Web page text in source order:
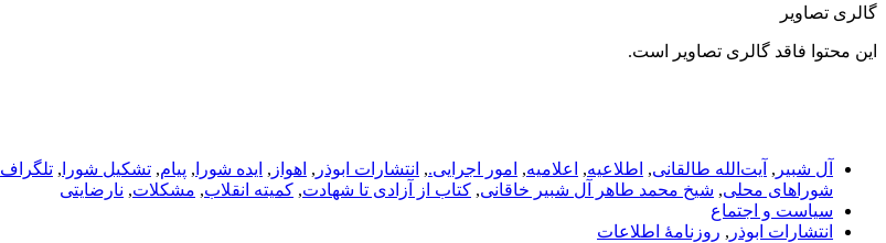
گالری تصاویر
این محتوا فاقد گالری تصاویر است.
آل شبير , آیت‌الله طالقانی, اطلاعیه, اعلامیه, امور اجرایی., انتشارات ابوذر , اهواز , ایده شورا , پیام, تشکیل شورا , تلگراف
شوراهای محلی, شیخ محمد طاهر آل شبير خاقانی, کتاب از آزادی تا شهادت, کمیته انقلاب, مشکلات, نارضایتی
سیاست و اجتماع
انتشارات ابوذر , روزنامۀ اطلاعات